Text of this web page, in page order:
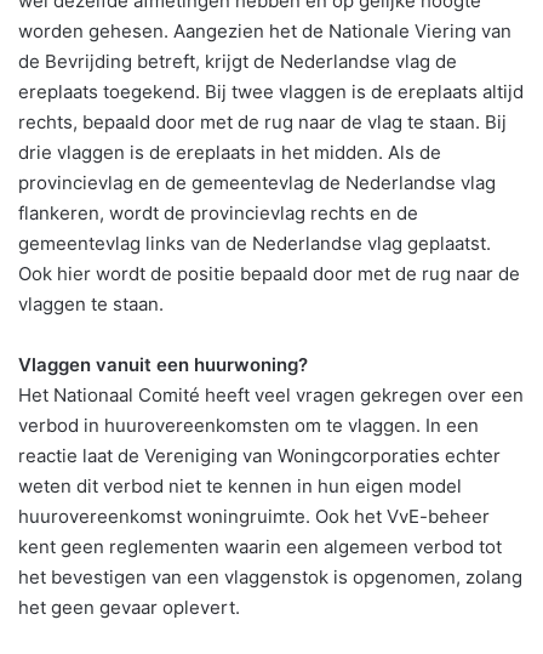
worden gehesen. Aangezien het de Nationale Viering van
de Bevrijding betreft, krijgt de Nederlandse vlag de
ereplaats toegekend. Bij twee vlaggen is de ereplaats altijd
rechts, bepaald door met de rug naar de vlag te staan. Bij
drie vlaggen is de ereplaats in het midden. Als de
provincievlag en de gemeentevlag de Nederlandse vlag
flankeren, wordt de provincievlag rechts en de
gemeentevlag links van de Nederlandse vlag geplaatst.
Ook hier wordt de positie bepaald door met de rug naar de
vlaggen te staan.
Vlaggen vanuit een huurwoning?
Het Nationaal Comité heeft veel vragen gekregen over een
verbod in huurovereenkomsten om te vlaggen. In een
reactie laat de Vereniging van Woningcorporaties echter
weten dit verbod niet te kennen in hun eigen model
huurovereenkomst woningruimte. Ook het VvE-beheer
kent geen reglementen waarin een algemeen verbod tot
het bevestigen van een vlaggenstok is opgenomen, zolang
het geen gevaar oplevert.